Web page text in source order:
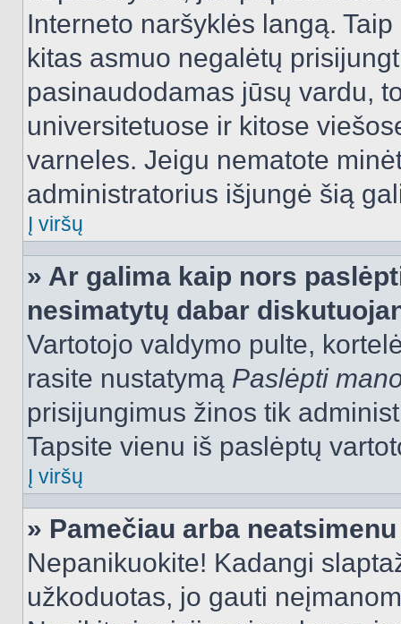
Interneto naršyklės langą.
kitas asmuo negalėtų
pasinaudodamas jūsų vardu,
universitetuose ir kitose
varneles. Jeigu nematote
administratorius išjungė šią
Į viršų
» Ar galima kaip nors
nesimatytų dabar
Vartotojo valdymo pulte,
rasite nustatymą Paslėpti
prisijungimus žinos tik
Tapsite vienu iš paslėptų
Į viršų
» Pamečiau arba
Nepanikuokite! Kadangi
užkoduotas, jo gauti